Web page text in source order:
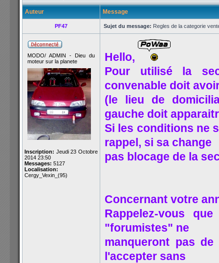
Auteur Message
PF47 Sujet du message: Regles de la categorie
MODO/ ADMIN - Dieu du
moteur sur la planete
Inscription: Jeudi 23 Octobre
2014 23:50
Messages: 5127
Localisation:
Cergy_Vexin_(95)
Hello,
Pour utilisé la
convenable doit
(le lieu de
gauche doit
Si les conditions ne
rappel, si sa change
pas blocage de la
Concernant votre
Rappelez-vous
"forumistes" ne
manqueront pas
l'accepter sans